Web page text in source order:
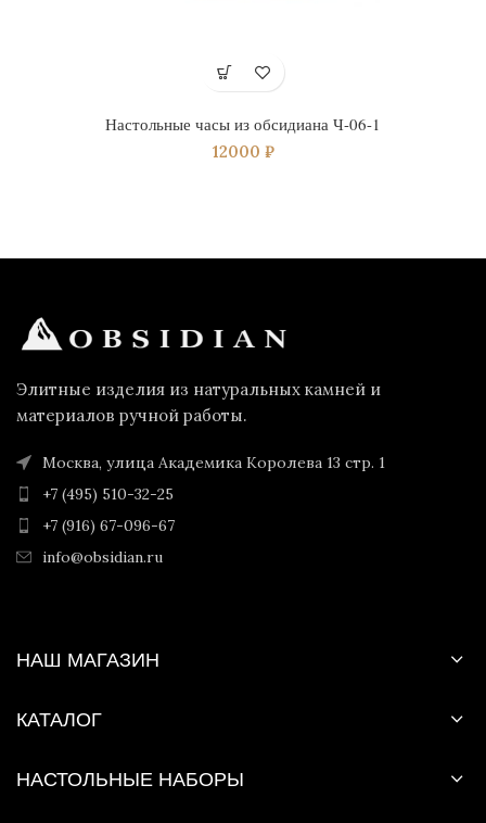
Настольные часы из обсидиана Ч-06-1
12000 ₽
Элитные изделия из натуральных камней и
материалов ручной работы.
Москва, улица Академика Королева 13 стр. 1
+7 (495) 510-32-25
+7 (916) 67-096-67
info@obsidian.ru
НАШ МАГАЗИН
КАТАЛОГ
НАСТОЛЬНЫЕ НАБОРЫ